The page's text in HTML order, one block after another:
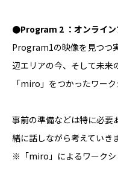
●Program 2 ：オンライン
Program1の映像を見つつ
辺エリアの今、そして未来
「miro」をつかったワーク
事前の準備などは特に必要
緒に話しながら考えていき
※「miro」によるワークシ